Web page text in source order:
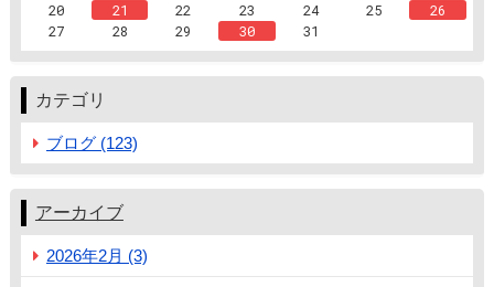
20
21 22 23 24 25
26
27
28 29 30 31
カテゴリ
ブログ (123)
アーカイブ
2026年2月 (3)